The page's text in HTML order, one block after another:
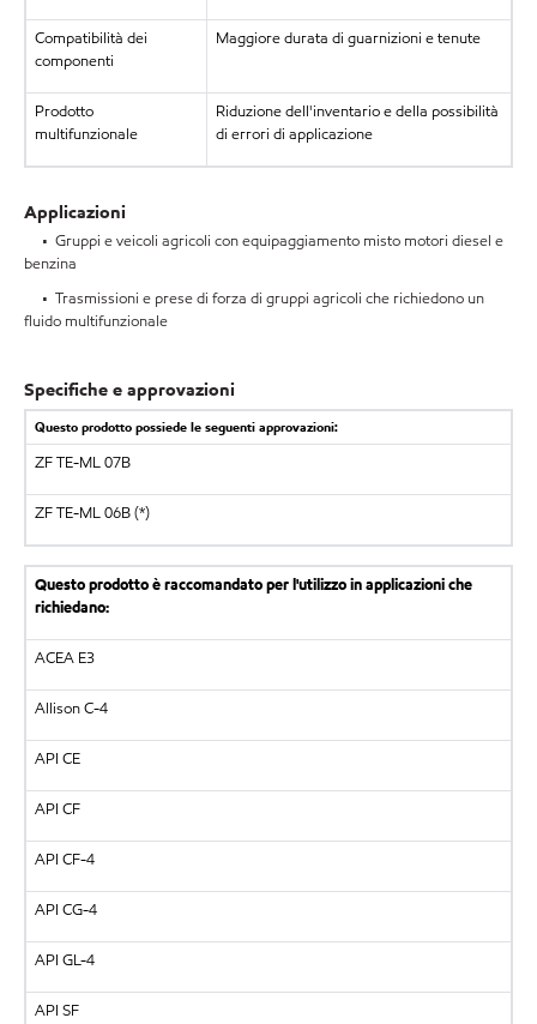
Compatibilità dei
componenti
Maggiore durata di guarnizioni e tenute
Prodotto
multifunzionale
Riduzione dell'inventario e della possibilità
di errori di applicazione
Applicazioni
• Gruppi e veicoli agricoli con equipaggiamento misto motori diesel e
benzina
• Trasmissioni e prese di forza di gruppi agricoli che richiedono un
fluido multifunzionale
Specifiche e approvazioni
Questo prodotto possiede le seguenti approvazioni:
ZFTE-ML 07B
ZF TE-ML 06B (*)
Questo prodotto è raccomandato per l'utilizzo in applicazioni che
richiedano:
ACEA E3
Allison C-4
API CE
API CF
API CF-4
API CG-4
API GL-4
API SF